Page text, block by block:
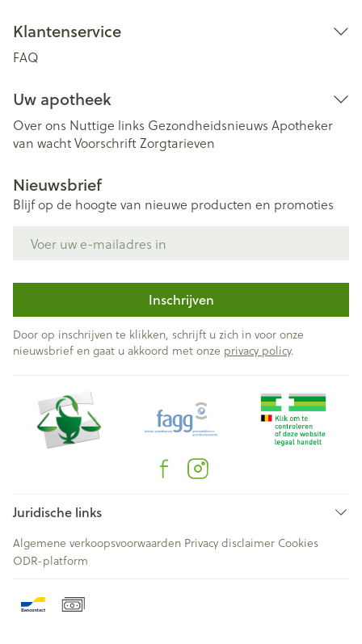
Klantenservice
FAQ
Uw apotheek
Over ons Nuttige links Gezondheidsnieuws Apotheker
van wachtVoorschriftZorgtarieven
Nieuwsbrief
Blijf op de hoogte van nieuwe producten en promoties
Inschrijven
Door op inschrijven te klikken, schrijft u zich in voor onze
nieuwsbrief en gaat u akkoord met onze privacy policy.
Juridische links
Algemene verkoopsvoorwaarden Privacy disclaimer Cookies
ODR-platform